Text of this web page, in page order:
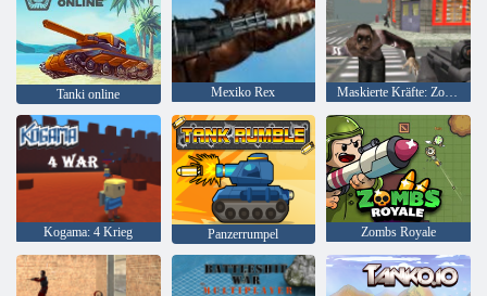
Tanki online Mexiko Rex Maskierte Kräfte: Zombie-Überleben
Kogama: 4 Krieg Panzerrumpel Zombs Royale